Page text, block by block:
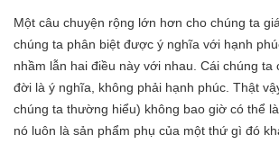
Một câu chuyện rộng lớn hơn cho chúng ta
chúng ta phân biệt được ý nghĩa với hạnh
nhầm lẫn hai điều này với nhau. Cái chúng ta
đời là ý nghĩa, không phải hạnh phúc. Thật
chúng ta thường hiểu) không bao giờ có thể
nó luôn là sản phẩm phụ của một thứ gì đó